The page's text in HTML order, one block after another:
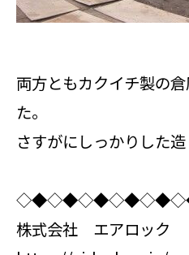
両方ともカクイチ製の
た。
さすがにしっかりした造
株式会社 エアロック